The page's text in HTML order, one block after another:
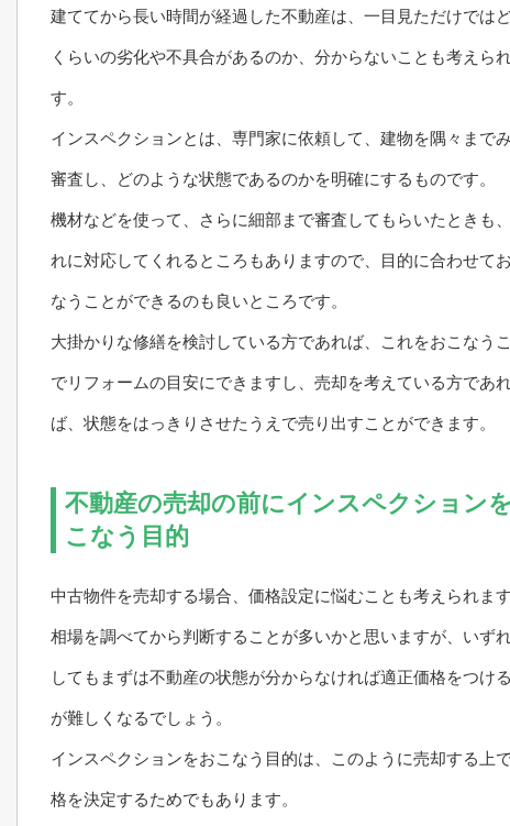
建ててから長い時間が経過した不動産は、一目見ただけでは
くらいの劣化や不具合があるのか、分からないことも考えら
す。
インスペクションとは、専門家に依頼して、建物を隅々まで
審査し、どのような状態であるのかを明確にするものです。
機材などを使って、さらに細部まで審査してもらいたときも
れに対応してくれるところもありますので、目的に合わせて
なうことができるのも良いところです。
大掛かりな修繕を検討している方であれば、これをおこなう
でリフォームの目安にできますし、売却を考えている方であ
ば、状態をはっきりさせたうえで売り出すことができます。
不動産の売却の前にインスペクション
こなう目的
中古物件を売却する場合、価格設定に悩むことも考えられます
相場を調べてから判断することが多いかと思いますが、いず
してもまずは不動産の状態が分からなければ適正価格をつけ
が難しくなるでしょう。
インスペクションをおこなう目的は、このように売却する上
格を決定するためでもあります。